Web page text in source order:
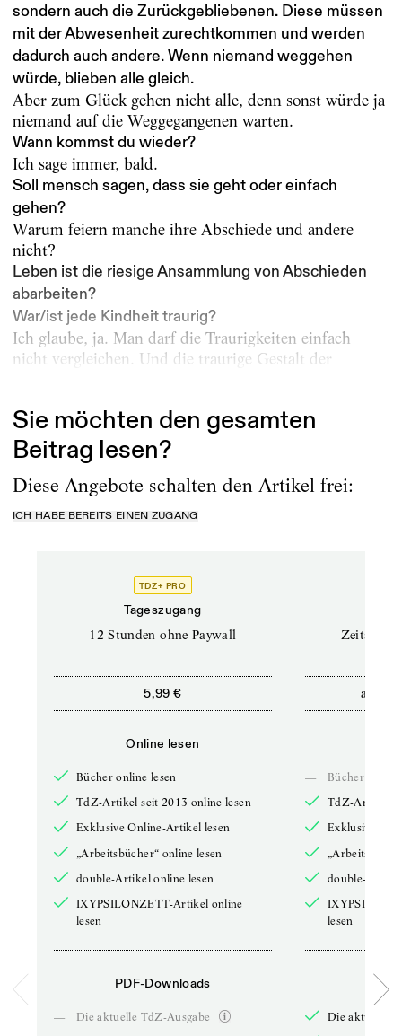
sondern auch die Zurückgebliebenen. Diese müssen
mit der Abwesenheit zurechtkommen und werden
dadurch auch andere. Wenn niemand weggehen
würde, blieben alle gleich.
Aber zum Glück gehen nicht alle, denn sonst würde ja
niemand auf die Weggegangenen warten.
Wann kommst du wieder?
Ich sage immer, bald.
Soll mensch sagen, dass sie geht oder einfach
gehen?
Warum feiern manche ihre Abschiede und andere
nicht?
Leben ist die riesige Ansammlung von Abschieden
abarbeiten?
War/ist jede Kindheit traurig?
Ich glaube, ja. Man darf die Traurigkeiten einfach
nicht vergleichen. Und die traurige Gestalt der
Sie möchten den gesamten
Beitrag lesen?
Diese Angebote schalten den Artikel frei:
ICH HABE BEREITS EINEN ZUGANG
TDZ+ PRO
Tageszugang
12 Stunden ohne Paywall
5,99 €
Online lesen
Bücher online lesen
TdZ-Artikel seit 2013 online lesen
Exklusive Online-Artikel lesen
„Arbeitsbücher“ online lesen
double-Artikel online lesen
IXYPSILONZETT-Artikel online
lesen
PDF-Downloads
—
Die aktuelle TdZ-Ausgabe
ab
—
Bücher online
TdZ-Artikel
Exklusive
double-
lesen
Die aktuelle